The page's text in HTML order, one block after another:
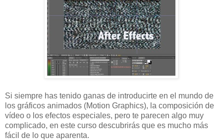
Si siempre has tenido ganas de introducirte en el mundo de
los gráficos animados (Motion Graphics), la composición de
vídeo o los efectos especiales, pero te parecen algo muy
complicado, en este curso descubrirás que es mucho más
fácil de lo que aparenta.